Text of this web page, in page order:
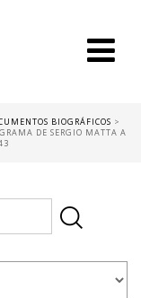
BIOGRÁFICOS >
DE SERGIO MATTA A